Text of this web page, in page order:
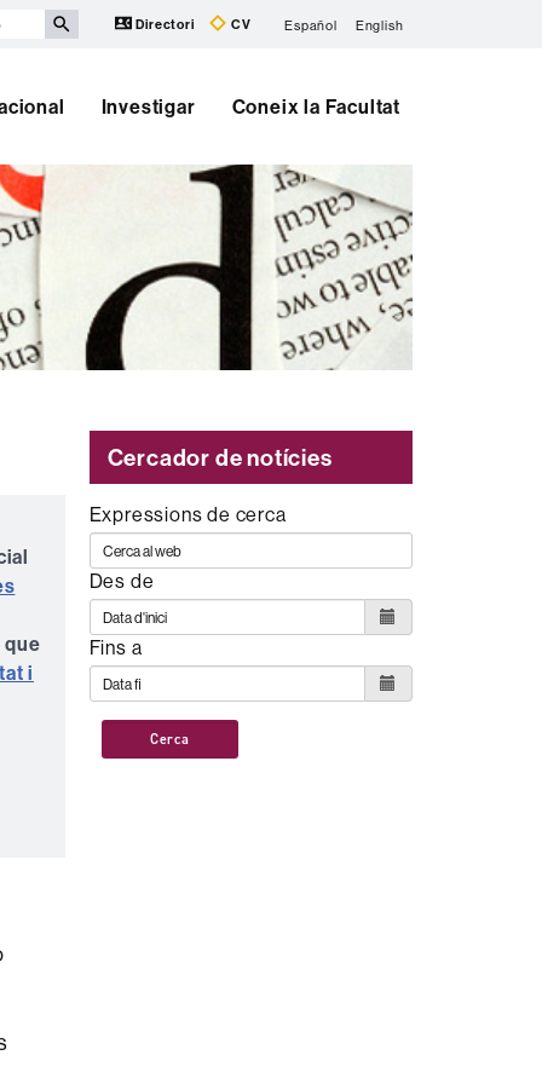
Directori CV Español English
Investigar Coneix la Facultat
que
i
Cercador de notícies
Expressions de cerca
Des de
Fins a
Cerca